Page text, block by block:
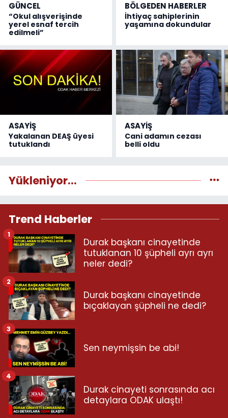
GÜNCEL
“Okul alışverişinde
yerel esnaf tercih
edilmeli”
BÖLGEDEN HABERLER
İhtiyaç sahiplerinin
yaşamına dokundular
ASAYİŞ
Yakalanan DEAŞ üyesi
tutuklandı
ASAYİŞ
Cani adamın cezası
belli oldu
Yükleniyor...
Trend Haberler
Durak başkanı cinayetinde
tutuklanan 10 şüpheli ayrı ayrı
neler dedi?
1
Durak başkanı cinayetinde
bıçaklayan şüpheli ne dedi?
2
Sen neymişsin be abi!
3
Durak cinayeti sonrasında acı
detaylara ODAK ulaştı!
4